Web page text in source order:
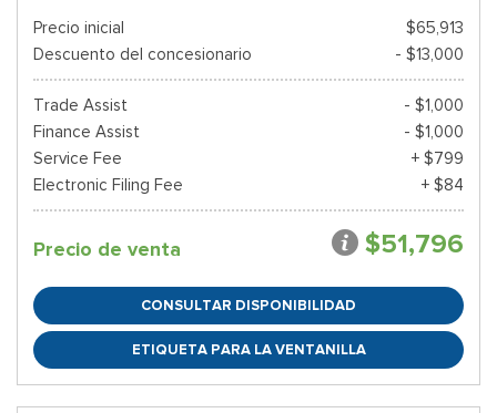
Precio inicial
$65,913
Descuento del concesionario
- $13,000
Trade Assist
- $1,000
Finance Assist
- $1,000
Service Fee
+ $799
Electronic Filing Fee
+ $84
Precio de venta $51,796
CONSULTAR DISPONIBILIDAD
ETIQUETA PARA LA VENTANILLA